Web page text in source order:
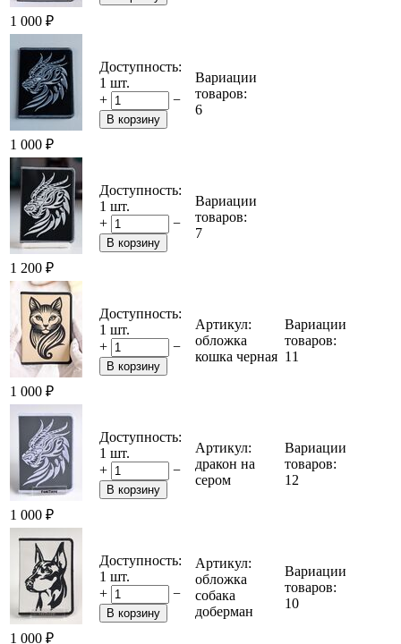
1 000 ₽
1 000 ₽
Доступность:
1 шт.
+
−
В корзину
Вариации
товаров:
6
1 200 ₽
Доступность:
1 шт.
+
−
В корзину
Вариации
товаров:
7
1 000 ₽
Доступность:
1 шт.
+
−
В корзину
Артикул:
обложка
кошка черная
Вариации
товаров:
11
1 000 ₽
Доступность:
1 шт.
+
−
В корзину
Артикул:
дракон на
сером
Вариации
товаров:
12
1 000 ₽
Доступность:
1 шт.
+
−
В корзину
Артикул:
обложка
собака
доберман
Вариации
товаров:
10